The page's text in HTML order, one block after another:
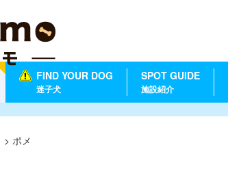
FIND YOUR DOG
迷子犬
SPOT GUIDE
施設紹介
> ポメ